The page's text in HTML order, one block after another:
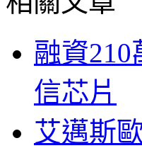
融資
信芯片
艾邁斯